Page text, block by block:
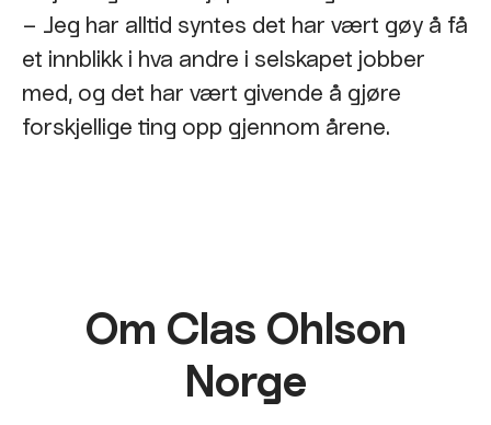
– Jeg har alltid syntes det har vært gøy å få
et innblikk i hva andre i selskapet jobber
med, og det har vært givende å gjøre
forskjellige ting opp gjennom årene.
Om Clas Ohlson
Norge